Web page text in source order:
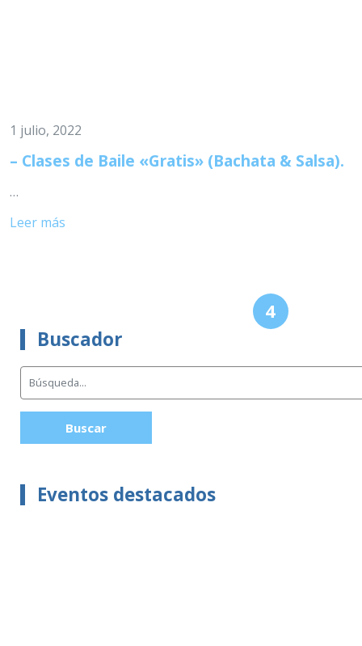
1 julio, 2022
– Clases de Baile «Gratis» (Bachata & Salsa).
…
Leer más
4
Buscador
Buscar
Eventos destacados